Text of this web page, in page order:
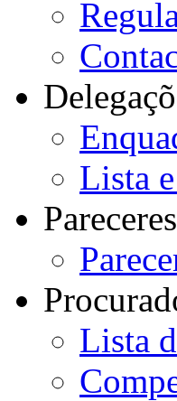
Lista
Pareceres
Lista